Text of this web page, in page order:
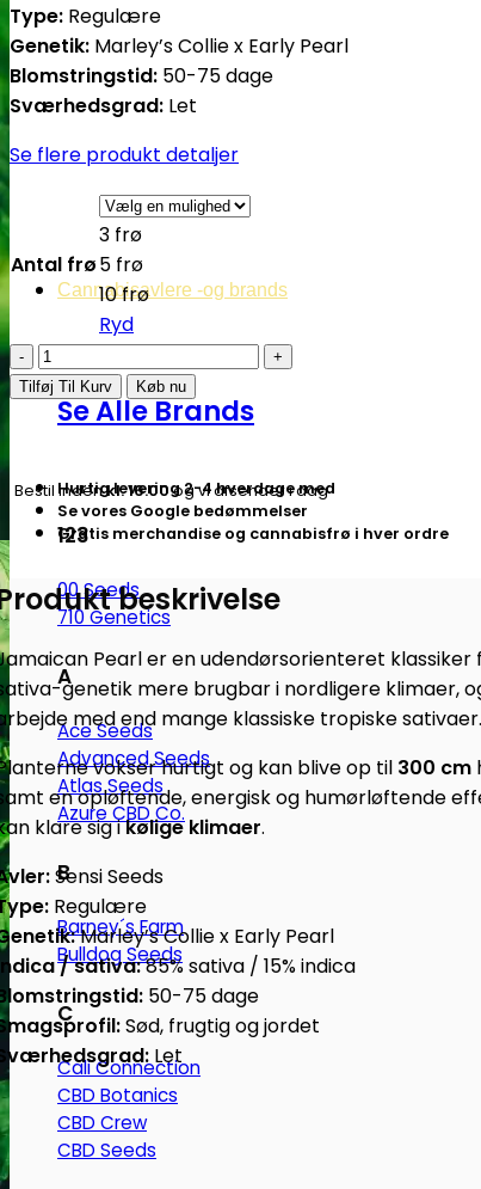
Cannabisavlere -og brands
Se Alle Brands
123
00 Seeds
710 Genetics
A
Ace Seeds
Advanced Seeds
Atlas Seeds
Azure CBD Co.
B
Barney´s Farm
Bulldog Seeds
C
Cali Connection
CBD Botanics
CBD Crew
CBD Seeds
Type: Regulære
Genetik: Marley’s Collie x Early Pearl
Blomstringstid: 50-75 dage
Sværhedsgrad: Let
Se flere produkt detaljer
Antal frø
3 frø
5 frø
10 frø
Ryd
Jamaican
Pearl
|
Sensi
antal
Tilføj Til Kurv Køb nu
Bestil indenkl. 16.00og vi afsender i dag
Hurtig levering 2-4 hverdage med
Se vores Google bedømmelser
Gratis merchandise og cannabisfrø i hver ordre
beskrivelse
Pearl er en udendørsorienteret klassiker
genetik mere brugbar i nordligere klimaer,
med end mange klassiske tropiske sativaer.
vokser hurtigt og kan blive op til 300 cm
en opløftende, energisk og humørløftende
klare sig ikølige klimaer.
Sensi Seeds
Regulære
Marley’s Collie x Early Pearl
/ sativa:85% sativa / 15% indica
50-75 dage
Sød, frugtig og jordet
Let